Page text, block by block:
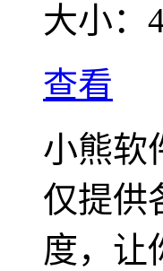
大小：
查看
小熊软
仅提供
度，让